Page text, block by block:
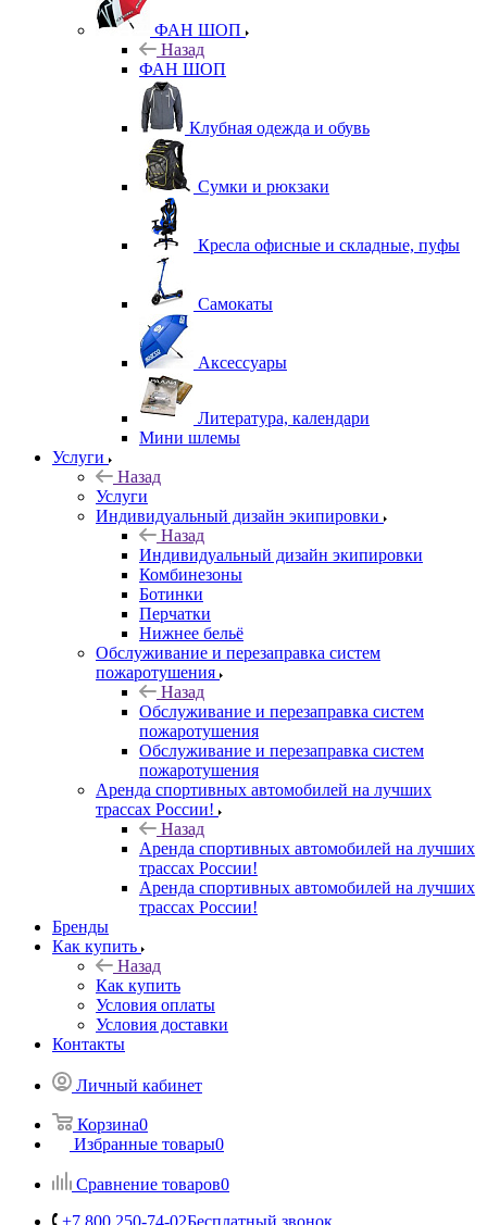
ФАН ШОП
Назад
ФАН ШОП
Клубная одежда и обувь
Сумки и рюкзаки
Кресла офисные и складные, пуфы
Самокаты
Аксессуары
Литература, календари
Мини шлемы
Услуги
Назад
Услуги
Индивидуальный дизайн экипировки
Назад
Индивидуальный дизайн экипировки
Комбинезоны
Ботинки
Перчатки
Нижнее бельё
Обслуживание и перезаправка систем
пожаротушения
Назад
Обслуживание и перезаправка систем
пожаротушения
Обслуживание и перезаправка систем
пожаротушения
Аренда спортивных автомобилей на лучших
трассах России!
Назад
Аренда спортивных автомобилей на лучших
трассах России!
Аренда спортивных автомобилей на лучших
трассах России!
Бренды
Как купить
Назад
Как купить
Условия оплаты
Условия доставки
Контакты
Личный кабинет
Корзина0
Избранные товары0
Сравнение товаров0
+7 800 250-74-02Бесплатный звонок